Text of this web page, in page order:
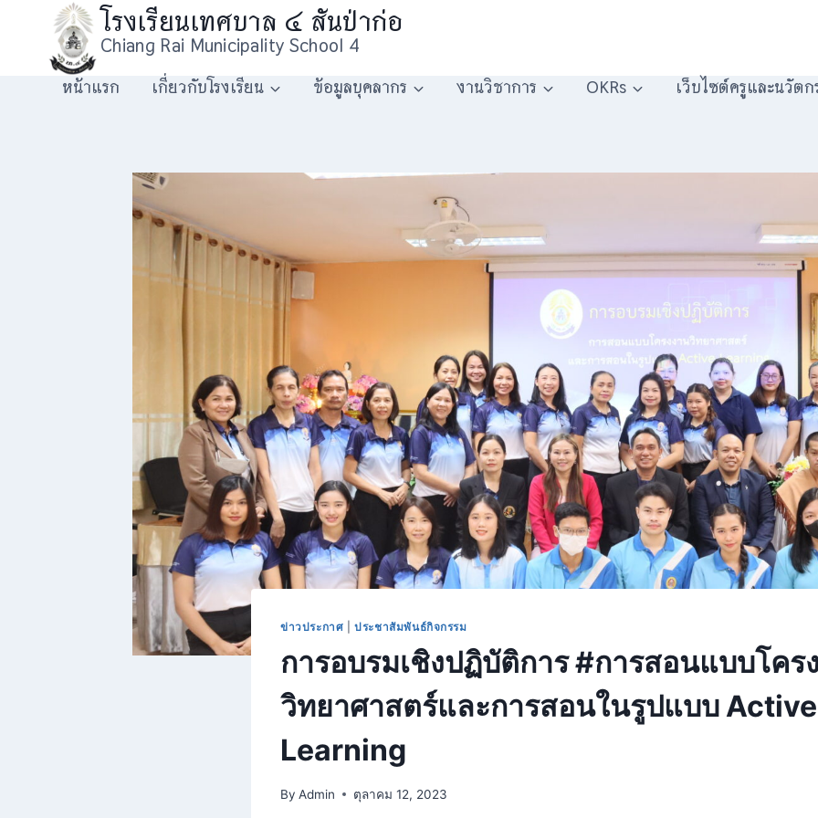
โรงเรียนเทศบาล ๔ สันป่าก่อ
Chiang Rai Municipality School 4
หน้าแรก เกี่ยวกับโรงเรียน ข้อมูลบุคลากร งานวิชาการ OKRs เว็บไซต์ครูและนวัตก
ข่าวประกาศ |ประชาสัมพันธ์กิจกรรม
การอบรมเชิงปฏิบัติการ #การสอนแบบโคร
วิทยาศาสตร์และการสอนในรูปแบบ Active
Learning
By Admin ตุลาคม 12, 2023